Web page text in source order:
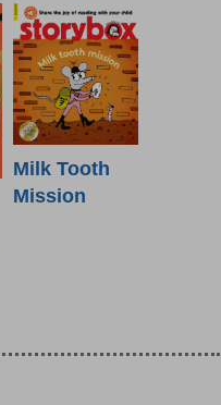
Milk Tooth
Mission